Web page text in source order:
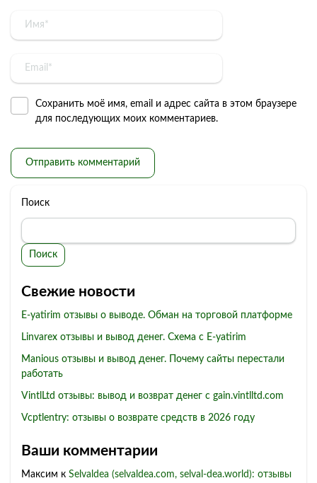
Сохранить моё имя, email и адрес сайта в этом браузере
для последующих моих комментариев.
Поиск
Поиск
Свежие новости
E-yatirim отзывы о выводе. Обман на торговой платформе
Linvarex отзывы и вывод денег. Схема с E-yatirim
Manious отзывы и вывод денег. Почему сайты перестали
работать
VintlLtd отзывы: вывод и возврат денег с gain.vintlltd.com
Vcptlentry: отзывы о возврате средств в 2026 году
Ваши комментарии
Максим к Selvaldea (selvaldea.com, selval-dea.world): отзывы